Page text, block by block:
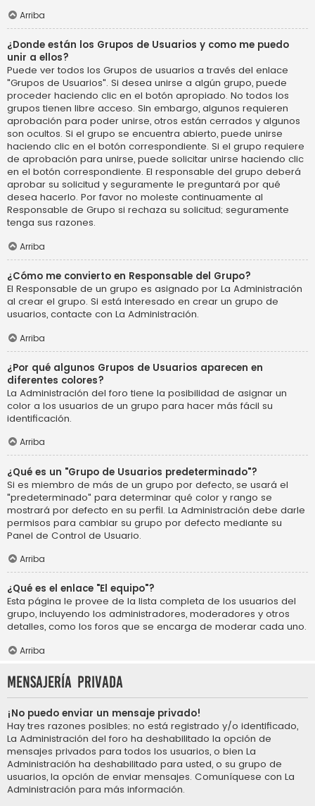
Arriba
¿Donde están los Grupos de Usuarios y como me puedo
unir a ellos?
Puede ver todos los Grupos de usuarios a través del enlace
"Grupos de Usuarios". Si desea unirse a algún grupo, puede
proceder haciendo clic en el botón apropiado. No todos los
grupos tienen libre acceso. Sin embargo, algunos requieren
aprobación para poder unirse, otros están cerrados y algunos
son ocultos. Si el grupo se encuentra abierto, puede unirse
haciendo clic en el botón correspondiente. Si el grupo requiere
de aprobación para unirse, puede solicitar unirse haciendo clic
en el botón correspondiente. El responsable del grupo deberá
aprobar su solicitud y seguramente le preguntará por qué
desea hacerlo. Por favor no moleste continuamente al
Responsable de Grupo si rechaza su solicitud; seguramente
tenga sus razones.
Arriba
¿Cómo me convierto en Responsable del Grupo?
El Responsable de un grupo es asignado por La Administración
al crear el grupo. Si está interesado en crear un grupo de
usuarios, contacte con La Administración.
Arriba
¿Por qué algunos Grupos de Usuarios aparecen en
diferentes colores?
La Administración del foro tiene la posibilidad de asignar un
color a los usuarios de un grupo para hacer más fácil su
identificación.
Arriba
¿Qué es un "Grupo de Usuarios predeterminado"?
Si es miembro de más de un grupo por defecto, se usará el
"predeterminado" para determinar qué color y rango se
mostrará por defecto en su perfil. La Administración debe darle
permisos para cambiar su grupo por defecto mediante su
Panel de Control de Usuario.
Arriba
¿Qué es el enlace "El equipo"?
Esta página le provee de la lista completa de los usuarios del
grupo, incluyendo los administradores, moderadores y otros
detalles, como los foros que se encarga de moderar cada uno.
Arriba
Mensajería privada
¡No puedo enviar un mensaje privado!
Hay tres razones posibles; no está registrado y/o identificado,
La Administración del foro ha deshabilitado la opción de
mensajes privados para todos los usuarios, o bien La
Administración ha deshabilitado para usted, o su grupo de
usuarios, la opción de enviar mensajes. Comuníquese con La
Administración para más información.